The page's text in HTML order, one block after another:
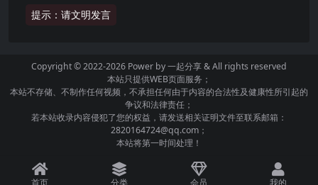
提示：请文明发言
Copyright © 2022-2026 Power by一起分享& All rights reserved
本站只提供WEB页面服务；
本站不存储、不制作任何视频，不承担任何由于内容的合法性及健康性所引起的
争议和法律责任；
若本站收录内容侵犯了您的权益，请发送相关证明文件至联系邮箱：
2820164724@qq.com；
本站将第一时间处理！
首页 分类 会员 我的